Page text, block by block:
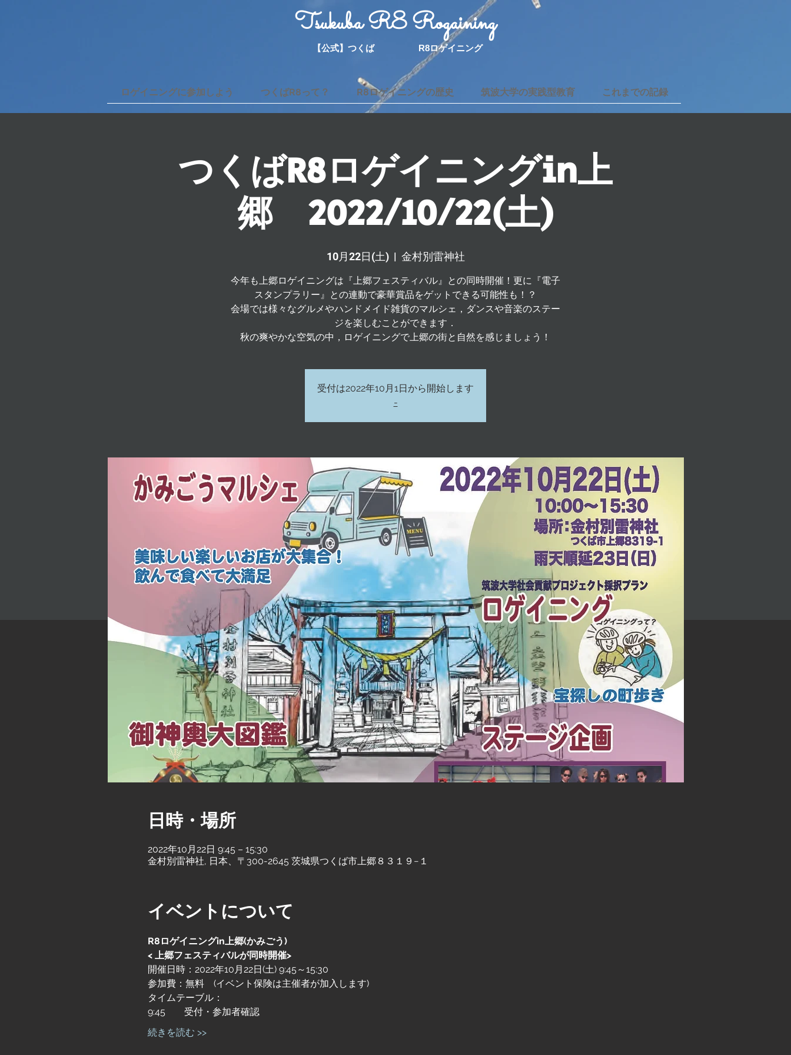
【公式】つくば R8ロゲイニング
Tsukuba R8 Rogaining
ロゲイニングに参加しよう つくばR8って？ R8ロゲイニングの歴史 筑波大学の実践型教育 これまでの記録
つくばR8ロゲイニングin上
郷 2022/10/22(土)
10月22日(土)
  |
金村別雷神社
今年も上郷ロゲイニングは『上郷フェスティバル』との同時開催！更に『電子
スタンプラリー』との連動で豪華賞品をゲットできる可能性も！？
会場では様々なグルメやハンドメイド雑貨のマルシェ，ダンスや音楽のステー
ジを楽しむことができます．
秋の爽やかな空気の中，ロゲイニングで上郷の街と自然を感じましょう！
受付は2022年10月1日から開始します
-
日時・場所
2022年10月22日 9:45 – 15:30
金村別雷神社, 日本、〒300-2645 茨城県つくば市上郷８３１９−１
イベントについて
R8ロゲイニングin上郷(かみごう)
< 上郷フェスティバルが同時開催>
開催日時：2022年10月22日(土) 9:45～15:30
参加費：無料　(イベント保険は主催者が加入します)
タイムテーブル：
9:45　　受付・参加者確認
続きを読む >>